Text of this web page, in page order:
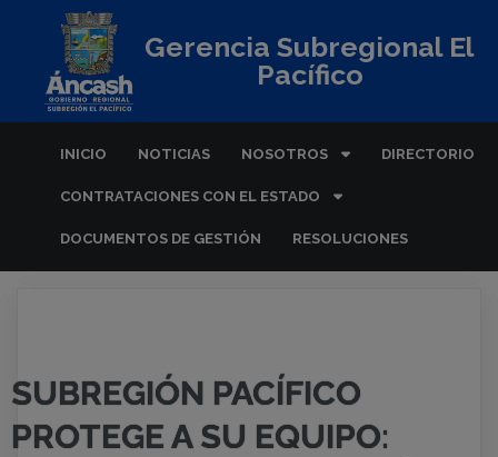
Gerencia Subregional El
Pacífico
INICIO NOTICIAS NOSOTROS DIRECTORIO
CONTRATACIONES CON EL ESTADO
DOCUMENTOS DE GESTIÓN RESOLUCIONES
SUBREGIÓN PACÍFICO
PROTEGE A SU EQUIPO: